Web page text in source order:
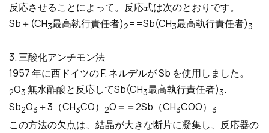
反応させることによって。反応式は次のとおりです。
Sb＋(CH3最高執行責任者)2==Sb(CH3最高執行責任者)3
3. 三酸化アンチモン法
1957 年に西ドイツの F. ネルデルが Sb を使用しました。
2O3 無水酢酸と反応してSb(CH3最高執行責任者)3.
Sb2O3 ＋3（CH3CO） 2O＝＝2Sb（CH3COO） 3
この方法の欠点は、結晶が大きな断片に凝集し、反応器の